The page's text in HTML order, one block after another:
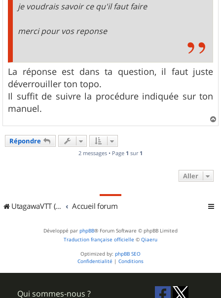
je voudrais savoir ce qu'il faut faire
merci pour vos reponse
La réponse est dans ta question, il faut juste
déverrouiller ton topo.
Il suffit de suivre la procédure indiquée sur ton
manuel.
a
Répondre
2 messages • Page 1 sur 1
Aller
UtagawaVTT (Randos VTT et VTTAE avec traces GPS) Accueil forum
Développé par phpBB® Forum Software © phpBB Limited
Traduction française officielle © Qiaeru
Optimized by: phpBB SEO
Confidentialité | Conditions
Qui sommes-nous ?